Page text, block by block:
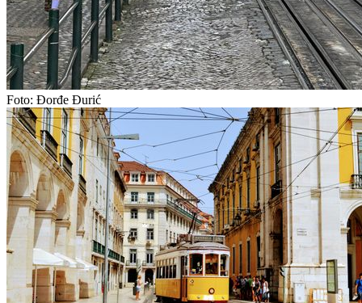
Foto: Đorđe Đurić